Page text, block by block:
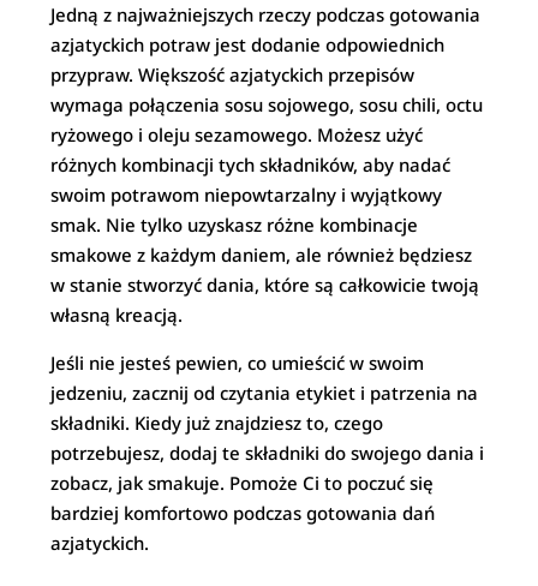
Jedną z najważniejszych rzeczy podczas gotowania
azjatyckich potraw jest dodanie odpowiednich
przypraw. Większość azjatyckich przepisów
wymaga połączenia sosu sojowego, sosu chili, octu
ryżowego i oleju sezamowego. Możesz użyć
różnych kombinacji tych składników, aby nadać
swoim potrawom niepowtarzalny i wyjątkowy
smak. Nie tylko uzyskasz różne kombinacje
smakowe z każdym daniem, ale również będziesz
w stanie stworzyć dania, które są całkowicie twoją
własną kreacją.
Jeśli nie jesteś pewien, co umieścić w swoim
jedzeniu, zacznij od czytania etykiet i patrzenia na
składniki. Kiedy już znajdziesz to, czego
potrzebujesz, dodaj te składniki do swojego dania i
zobacz, jak smakuje. Pomoże Ci to poczuć się
bardziej komfortowo podczas gotowania dań
azjatyckich.